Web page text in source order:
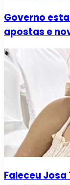
Governo
apostas e
Faleceu Josa